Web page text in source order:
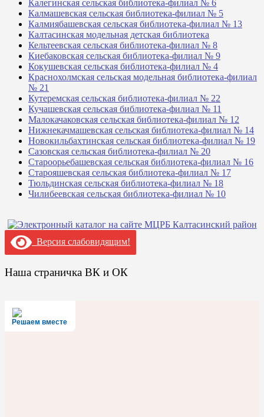
Калегинская сельская библиотека-филиал № 6
Калмашевская сельская библиотека-филиал № 5
Калмиябашевская сельская библиотека-филиал № 13
Калтасинская модельная детская библиотека
Кельтеевская сельская библиотека-филиал № 8
Киебаковская сельская библиотека-филиал № 9
Кокушевская сельская библиотека-филиал № 4
Краснохолмская сельская модельная библиотека-филиал
№ 21
Кутеремская сельская библиотека-филиал № 22
Кучашевская сельская библиотека-филиал № 11
Малокачаковская сельская библиотека-филиал № 12
Нижнекачмашевская сельская библиотека-филиал № 14
Новокильбахтинская сельская библиотека-филиал № 19
Сазовская сельская библиотека-филиал № 20
Староорьебашевская сельская библиотека-филиал № 16
Старояшевская сельская библиотека-филиал № 17
Тюльдинская сельская библиотека-филиал № 18
Чилибеевская сельская библиотека-филиал № 10
Версия слабовидящим!
Наша страничка ВК и ОК
Решаем вместе